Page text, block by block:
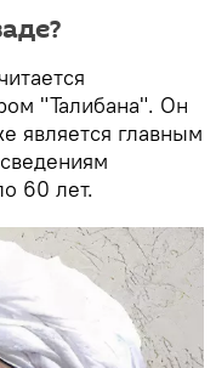
"Талибана". Он
является главным
60 лет.